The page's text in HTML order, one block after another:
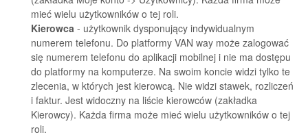
mieć wielu użytkowników o tej roli.
Kierowca - użytkownik dysponujący indywidualnym
numerem telefonu. Do platformy VAN way może zalogować
się numerem telefonu do aplikacji mobilnej i nie ma dostępu
do platformy na komputerze. Na swoim koncie widzi tylko te
zlecenia, w których jest kierowcą. Nie widzi stawek, rozliczeń
i faktur. Jest widoczny na liście kierowców (zakładka
Kierowcy). Każda firma może mieć wielu użytkowników o tej
roli.